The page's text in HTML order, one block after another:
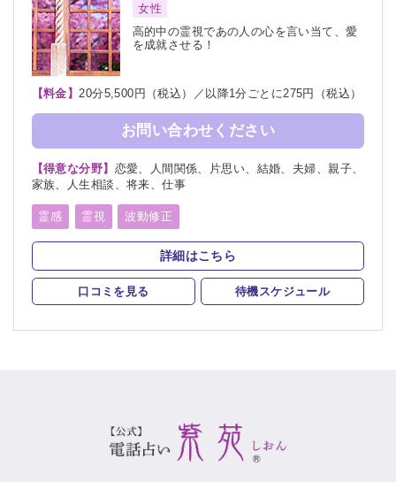
女性
高的中の霊視であの人の心を言い当て、愛
を成就させる！
【料金】 20分5,500円（税込）／以降1分ごとに275円（税込）
お問い合わせください
【得意な分野】 恋愛、人間関係、片思い、結婚、夫婦、親子、
家族、人生相談、将来、仕事
霊感 霊視 波動修正
スピリチュアルカウンセリング オーラリーディング
詳細はこちら
口コミを見る 待機スケジュール